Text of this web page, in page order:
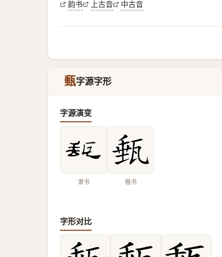
韵书 上古音 中古音
甀字源字形
字源演变
隶书 楷书
字形对比